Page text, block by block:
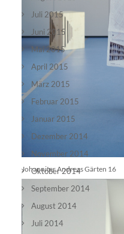
Johanniter Andreas Gärten 16
Juli 2015
Juni 2015
Mai 2015
April 2015
März 2015
Februar 2015
Januar 2015
Dezember 2014
November 2014
Oktober 2014
September 2014
August 2014
Juli 2014